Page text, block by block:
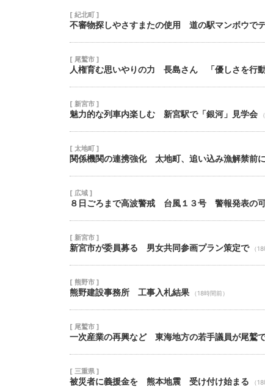
[ 紀北町 ]
不審物探しやさすまたの使用 道の駅マンボウで
[ 尾鷲市 ]
人権育む思いやりの力 長島さん 「優しさを行動
[ 新宮市 ]
魅力的な列車内楽しむ 新宮駅で「銀河」見学会
[ 太地町 ]
関係機関の連携強化 太地町、追い込み漁解禁前
[ 広域 ]
８日ごろまで高波警戒 台風１３号 警報発表の
[ 新宮市 ]
新宮市が委員募る 男女共同参画プラン策定で （
[ 熊野市 ]
熊野建設事務所 工事入札結果 （18時間前）
[ 尾鷲市 ]
一次産業の再興など 東海地方の若手議員が尾鷲
[ 三重県 ]
被災者に義援金を 熊本地震 受け付け始まる （